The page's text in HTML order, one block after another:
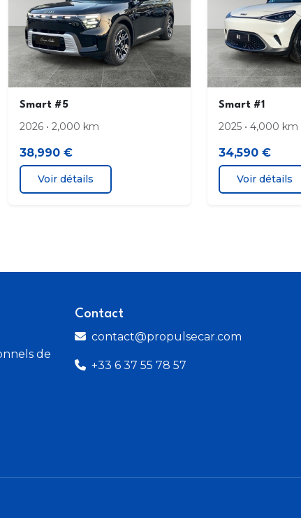
Smart #5
2026 • 2,000 km
38,990 €
Voir détails
Smart #1
2025 • 4,000 km
34,590 €
Voir détails
de
Contact
contact@propulsecar.com
+33 6 37 55 78 57